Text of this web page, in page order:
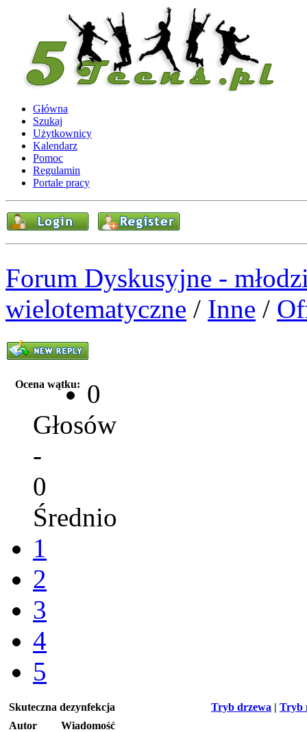
Główna
Szukaj
Użytkownicy
Kalendarz
Pomoc
Regulamin
Portale pracy
Forum Dyskusyjne -
wielotematyczne / Inne /
Ocena wątku:
0
Głosów
-
0
Średnio
1
2
3
4
5
Tryb drzewa | Tryb
Skuteczna dezynfekcja
Autor
Wiadomość